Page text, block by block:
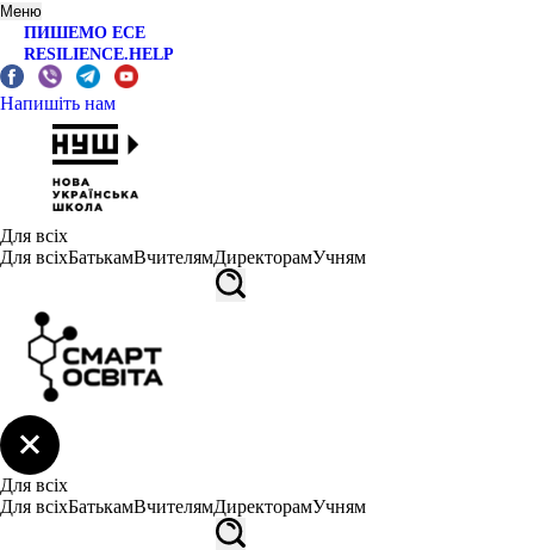
Меню
ПИШЕМО ЕСЕ
RESILIENCE.HELP
Напишіть нам
Для всіх
Для всіхБатькамВчителямДиректорамУчням
Для всіх
Для всіхБатькамВчителямДиректорамУчням